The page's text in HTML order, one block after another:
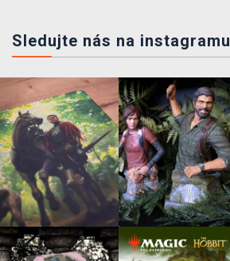
Sledujte nás na instagramu